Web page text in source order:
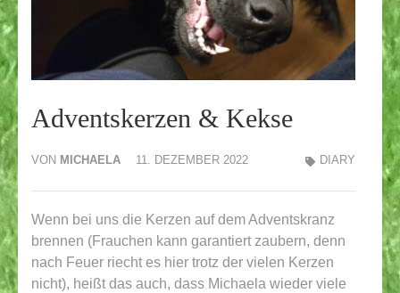
Adventskerzen & Kekse
VON MICHAELA 11. DEZEMBER 2022 DIARY
Wenn bei uns die Kerzen auf dem Adventskranz
brennen (Frauchen kann garantiert zaubern, denn
nach Feuer riecht es hier trotz der vielen Kerzen
nicht), heißt das auch, dass Michaela wieder viele